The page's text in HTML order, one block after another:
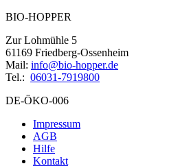
BIO-HOPPER
Zur Lohmühle 5
61169 Friedberg-Ossenheim
Mail: info@bio-hopper.de
Tel.: 06031-7919800
DE-ÖKO-006
Impressum
AGB
Hilfe
Kontakt